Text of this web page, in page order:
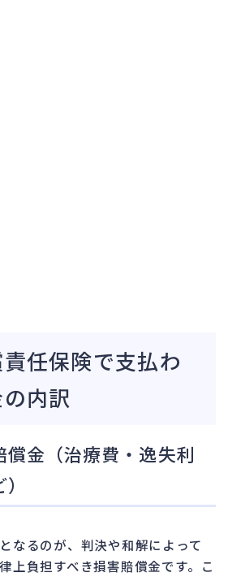
任保険で支払わ
内訳
金（治療費・逸失利
なるのが、判決や和解によって
上負担すべき損害賠償金です。こ